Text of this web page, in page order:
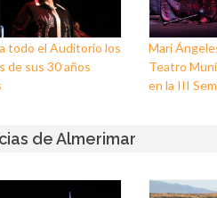
todo el Auditorio los
de sus 30 años
Mari
Teatro
en la III
de Almerimar